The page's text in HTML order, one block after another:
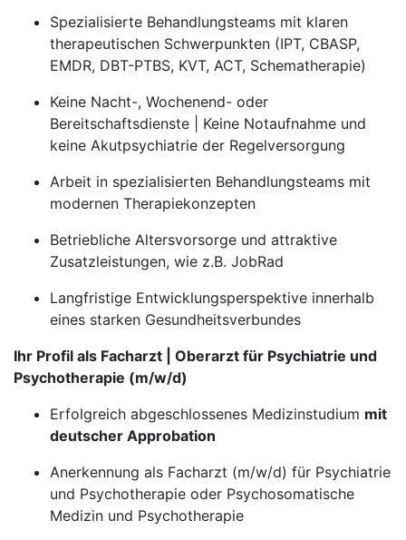
Spezialisierte Behandlungsteams mit klaren
therapeutischen Schwerpunkten (IPT, CBASP,
EMDR, DBT-PTBS, KVT, ACT, Schematherapie)
Keine Nacht-, Wochenend- oder
Bereitschaftsdienste | Keine Notaufnahme und
keine Akutpsychiatrie der Regelversorgung
Arbeit in spezialisierten Behandlungsteams mit
modernen Therapiekonzepten
Betriebliche Altersvorsorge und attraktive
Zusatzleistungen, wie z.B. JobRad
Langfristige Entwicklungsperspektive innerhalb
eines starken Gesundheitsverbundes
Ihr Profil als Facharzt | Oberarzt für Psychiatrie und
Psychotherapie (m/w/d)
Erfolgreich abgeschlossenes Medizinstudium mit
deutscher Approbation
Anerkennung als Facharzt (m/w/d) für Psychiatrie
und Psychotherapie oder Psychosomatische
Medizin und Psychotherapie